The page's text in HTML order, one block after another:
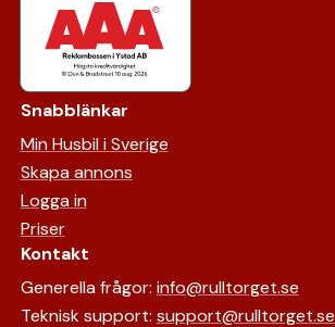
Snabblänkar
Min Husbil i Sverige
Skapa annons
Logga in
Priser
Kontakt
Generella frågor: info@rulltorget.se
Teknisk support: support@rulltorget.se